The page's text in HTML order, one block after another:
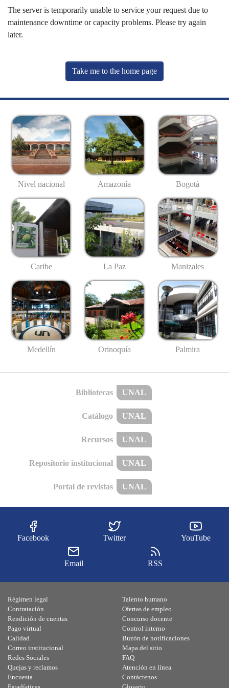
The server is temporarily unable to service your request due to
maintenance downtime or capacity problems. Please try again
later.
Take me to the home page
Nivel nacional Amazonía Bogotá
Caribe La Paz Manizales
Medellín Orinoquía Palmira
Bibliotecas UNAL
Catálogo UNAL
Recursos UNAL
Repositorio institucional UNAL
Portal de revistas UNAL
Facebook Twitter YouTube
Email RSS
Régimen legal
Contratación
Rendición de cuentas
Pago virtual
Calidad
Talento humano
Ofertas de empleo
Concurso docente
Control interno
Buzón de notificaciones
Correo institucional
Redes Sociales
Quejas y reclamos
Encuesta
Mapa del sitio
FAQ
Atención en línea
Contáctenos